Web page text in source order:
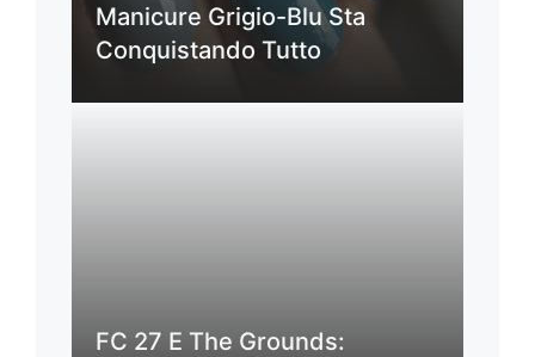
Manicure Grigio-Blu Sta
Conquistando Tutto
FC 27 E The Grounds: